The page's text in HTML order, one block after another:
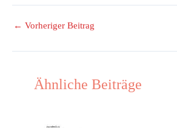
← Vorheriger Beitrag
Ähnliche Beiträge